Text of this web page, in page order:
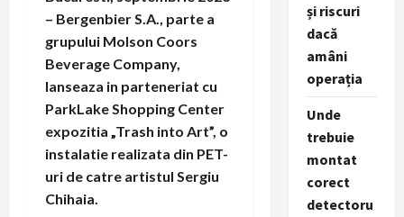
– Bergenbier S.A., parte a
grupului Molson Coors
Beverage Company,
lanseaza in parteneriat cu
ParkLake Shopping Center
expozitia „Trash into Art”, o
instalatie realizata din PET-
uri de catre artistul Sergiu
Chihaia.
și riscuri
dacă
amâni
operația
Unde
trebuie
montat
corect
detectoru